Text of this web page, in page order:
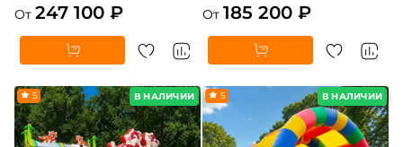
От 247 100 ₽
От 185 200 ₽
В НАЛИЧИИ
5 В НАЛИЧИИ
5